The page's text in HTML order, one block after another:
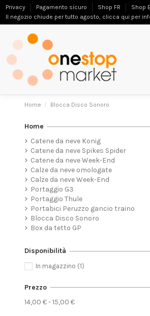
Privacy Pagamento sicuro Shop FR
Shop
Il negozio chiude per tutto agosto, clicca qui per
Home Blocca Disco Sonoro
Home
Catene da neve Konig
Catene da neve Spikes Spider
Catene da neve Week-End
Calze da neve omologate
Calze da neve Week-End
Portaggio G3
Portaggio Thule
Portabici Peruzzo gancio traino
Blocca Disco Sonoro
Box da tetto GP
Disponibilità
In magazzino (1)
Prezzo
14,00 € - 15,00 €